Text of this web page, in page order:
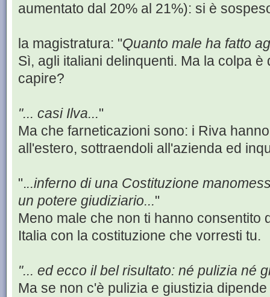
aumentato dal 20% al 21%): si è
la magistratura: "Quanto male ha fatto
Sì, agli italiani delinquenti. Ma la colpa è
capire?
"... casi Ilva..."
Ma che farneticazioni sono: i Riva
all'estero, sottraendoli all'azienda ed
"...inferno di una Costituzione
un potere giudiziario..."
Meno male che non ti hanno consentito
Italia con la costituzione che vorresti tu.
"... ed ecco il bel risultato: né pulizia né
Ma se non c'è pulizia e giustizia